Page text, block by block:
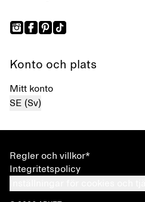
Konto och plats
Mitt konto
SE (Sv)
Regler och villkor*
Integritetspolicy